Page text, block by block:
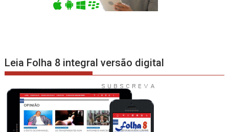
Leia Folha 8 integral versão digital